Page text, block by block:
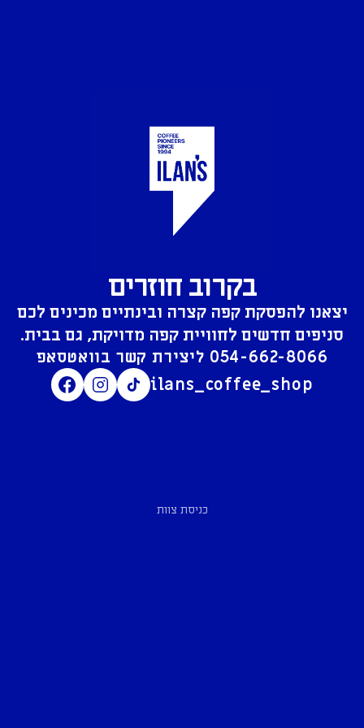
בקרוב חוזרים
יצאנו להפסקת קפה קצרה ובינתיים מכינים לכם
סניפים חדשים לחוויית קפה מדויקת, גם בבית.
054-662-8066
ilans_coffee_shop
כניסת צוות